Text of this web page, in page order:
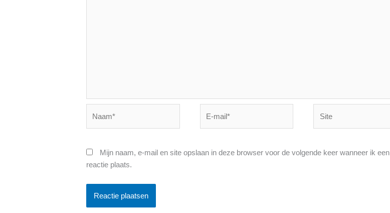
mail*
Mijn naam, e-mail en site opslaan in deze browser voor de volgende keer wanneer ik een
reactie plaats.